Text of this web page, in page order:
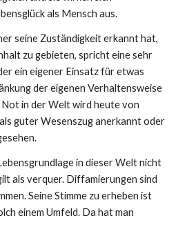
als Mensch aus.
seine Zuständigkeit erkannt hat,
zu gebieten, spricht eine sehr
ein eigener Einsatz für etwas
der eigenen Verhaltensweise
Not in der Welt wird heute von
guter Wesenszug anerkannt oder
in dieser Welt nicht
als verquer. Diffamierungen sind
Seine Stimme zu erheben ist
einem Umfeld. Da hat man